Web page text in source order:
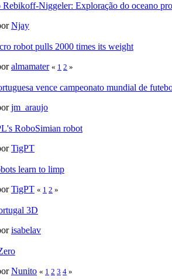
Rebikoff-Niggeler: Exploração do oceano
Njay
robot pulls 2000 times its weight
almamater « 1 2 »
vence campeonato mundial de
jm_araujo
RoboSimian robot
TigPT
learn to limp
TigPT « 1 2 »
3D
isabelav
Nunito « 1 2 3 4 »